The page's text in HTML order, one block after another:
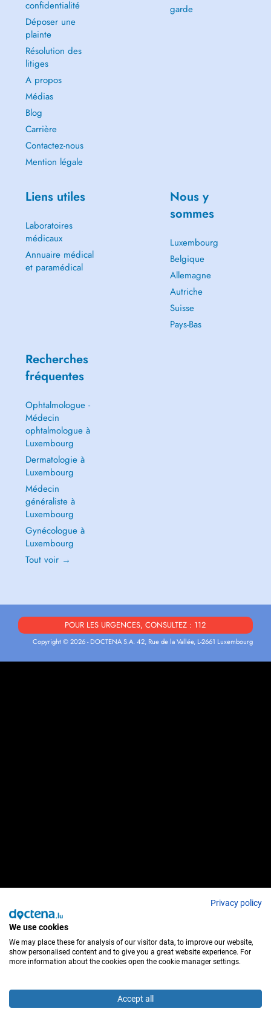
confidentialité
Déposer une
plainte
Résolution des
litiges
A propos
Médias
Blog
Carrière
Contactez-nous
Mention légale
garde
Liens utiles
Laboratoires
médicaux
Annuaire médical
et paramédical
Nous y
sommes
Luxembourg
Belgique
Allemagne
Autriche
Suisse
Pays-Bas
Recherches
fréquentes
Ophtalmologue -
Médecin
ophtalmologue à
Luxembourg
Dermatologie à
Luxembourg
Médecin
généraliste à
Luxembourg
Gynécologue à
Luxembourg
Tout voir →
POUR LES URGENCES, CONSULTEZ : 112
Copyright © 2026 - DOCTENA S.A. 42, Rue de la Vallée, L-2661 Luxembourg
Privacy policy
We use cookies
We may place these for analysis of our visitor data, to improve our website,
show personalised content and to give you a great website experience. For
more information about the cookies open the cookie manager settings.
Accept all